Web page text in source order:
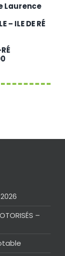
Laurence
ILE DE RÉ
–